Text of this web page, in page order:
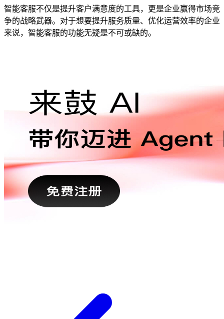
智能客服不仅是提升客户满意度的工具，更是企业赢得市场竞
争的战略武器。对于想要提升服务质量、优化运营效率的企业
来说，智能客服的功能无疑是不可或缺的。